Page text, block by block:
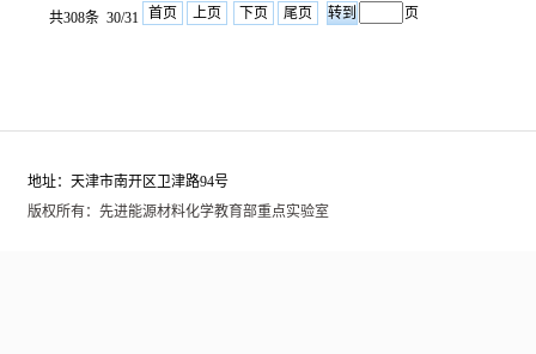
共308条 30/31 首页 上页 下页 尾页 页
地址：天津市南开区卫津路94号
版权所有：先进能源材料化学教育部重点实验室